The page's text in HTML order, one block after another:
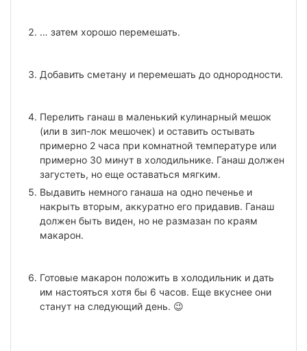
… затем хорошо перемешать.
Добавить сметану и перемешать до однородности.
Перелить ганаш в маленький кулинарный мешок
(или в зип-лок мешочек) и оставить остывать
примерно 2 часа при комнатной температуре или
примерно 30 минут в холодильнике. Ганаш должен
загустеть, но еще оставаться мягким.
Выдавить немного ганаша на одно печенье и
накрыть вторым, аккуратно его придавив. Ганаш
должен быть виден, но не размазан по краям
макарон.
Готовые макарон положить в холодильник и дать
им настояться хотя бы 6 часов. Еще вкуснее они
станут на следующий день. 😉